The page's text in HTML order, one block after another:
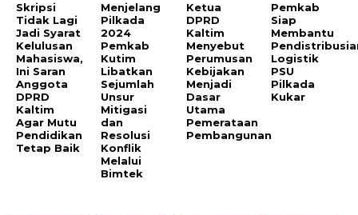
Skripsi
Tidak Lagi
Jadi Syarat
Kelulusan
Mahasiswa,
Ini Saran
Anggota
DPRD
Kaltim
Agar Mutu
Pendidikan
Tetap Baik
Menjelang
Pilkada
2024
Pemkab
Kutim
Libatkan
Sejumlah
Unsur
Mitigasi
dan
Resolusi
Konflik
Melalui
Bimtek
Ketua
DPRD
Kaltim
Menyebut
Perumusan
Kebijakan
Menjadi
Dasar
Utama
Pemerataan
Pembangunan
Pemkab
Siap
Membantu
Logistik
PSU
Pilkada
Kukar